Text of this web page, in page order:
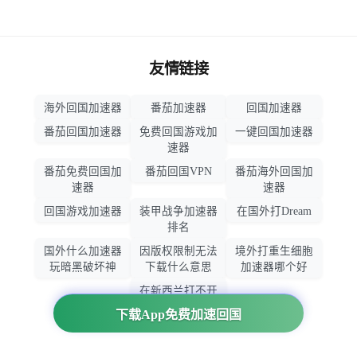
下载App免费加速回国
友情链接
海外回国加速器 番茄加速器
回国加速器
番茄回国加速器
免费回国游戏加
速器
一键回国加速器
番茄免费回国加
速器
番茄回国VPN
番茄海外回国加
速器
回国游戏加速器
装甲战争加速器
排名
在国外打Dream
国外什么加速器
玩暗黑破坏神
因版权限制无法
下载什么意思
境外打重生细胞
加速器哪个好
在新西兰打不开
大智慧怎么办